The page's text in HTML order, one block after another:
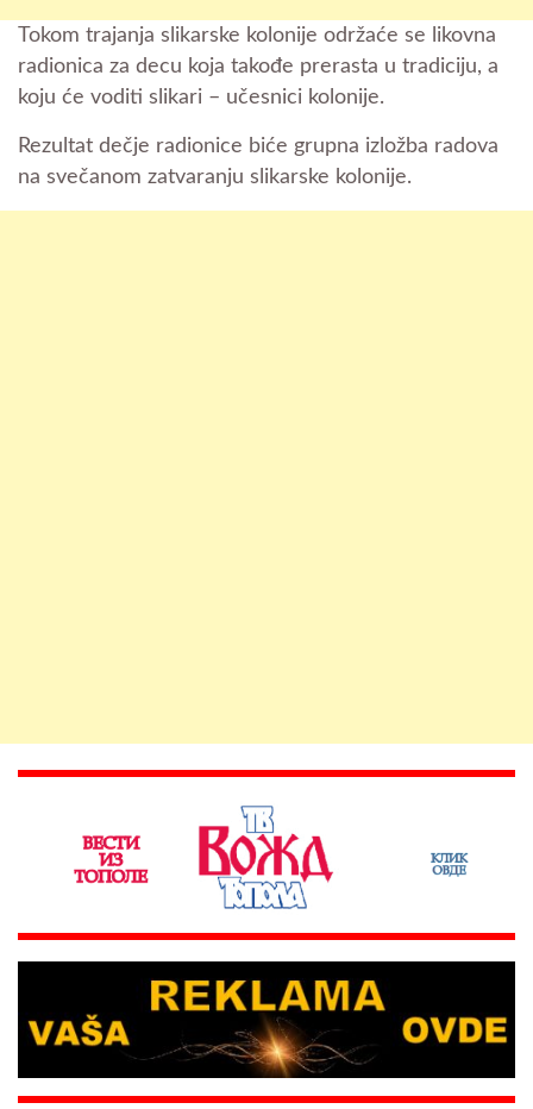
Tokom trajanja slikarske kolonije održaće se likovna
radionica za decu koja takođe prerasta u tradiciju, a
koju će voditi slikari – učesnici kolonije.
Rezultat dečje radionice biće grupna izložba radova
na svečanom zatvaranju slikarske kolonije.